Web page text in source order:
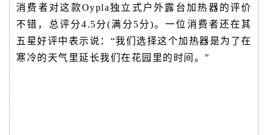
消费者对这款Oypla独立式户外露台加热器的评价
不错，总评分4.5分(满分5分)。一位消费者还在其
五星好评中表示说：“我们选择这个加热器是为了在
寒冷的天气里延长我们在花园里的时间。”